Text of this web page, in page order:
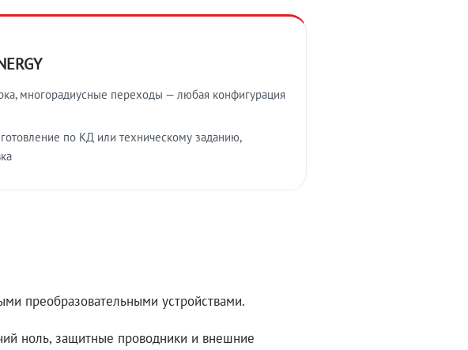
многорадиусные переходы — любая конфигурация
по КД или техническому заданию,
преобразовательными устройствами.
ноль, защитные проводники и внешние